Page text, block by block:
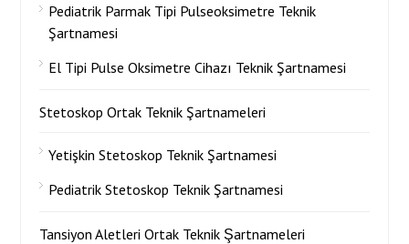
Pediatrik Parmak Tipi Pulseoksimetre Teknik
Şartnamesi
El Tipi Pulse Oksimetre Cihazı Teknik Şartnamesi
Stetoskop Ortak Teknik Şartnameleri
Yetişkin Stetoskop Teknik Şartnamesi
Pediatrik Stetoskop Teknik Şartnamesi
Tansiyon Aletleri Ortak Teknik Şartnameleri